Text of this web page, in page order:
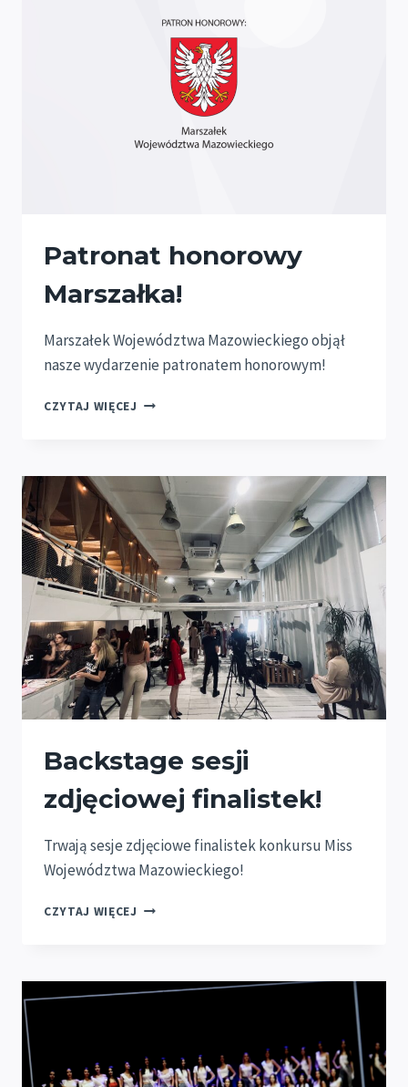
Patronat honorowy
Marszałka!
Marszałek Województwa Mazowieckiego objął
nasze wydarzenie patronatem honorowym!
CZYTAJ WIĘCEJ PATRONAT
Backstage sesji
zdjęciowej finalistek!
Trwają sesje zdjęciowe finalistek konkursu Miss
Województwa Mazowieckiego!
CZYTAJ WIĘCEJ BACKSTAGE